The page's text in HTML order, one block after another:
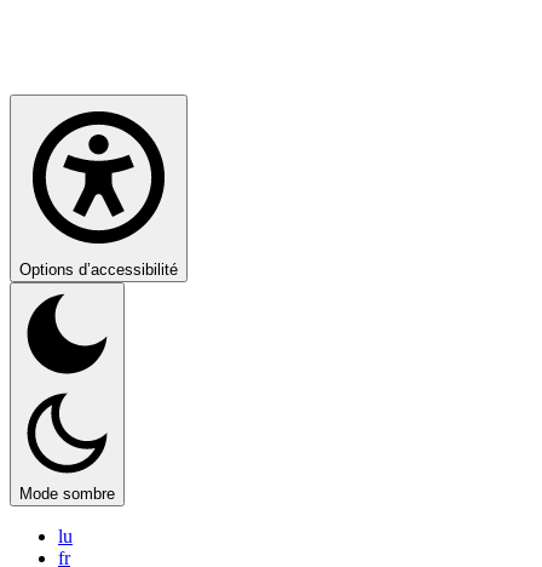
Options d’accessibilité
Mode sombre
lu
fr